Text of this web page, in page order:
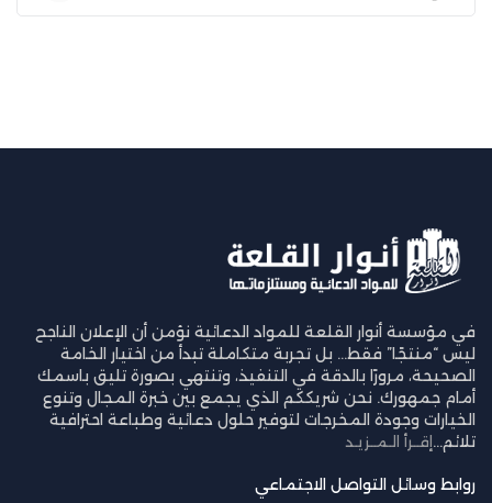
في مؤسسة أنوار القلعة للمواد الدعائية نؤمن أن الإعلان الناجح
ليس “منتجًا” فقط… بل تجربة متكاملة تبدأ من اختيار الخامة
الصحيحة، مرورًا بالدقة في التنفيذ، وتنتهي بصورة تليق باسمك
أمام جمهورك. نحن شريككم الذي يجمع بين خبرة المجال وتنوع
الخيارات وجودة المخرجات لتوفير حلول دعائية وطباعة احترافية
تلائم... إقــرأ الـمــزيـد
روابط وسائل التواصل الاجتماعي